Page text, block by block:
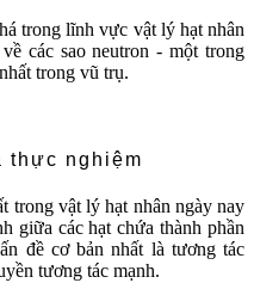
trong lĩnh vực vật lý hạt nhân
các sao neutron - một trong
trong vũ trụ.
thực nghiệm
trong vật lý hạt nhân ngày nay
giữa các hạt chứa thành phần
đề cơ bản nhất là tương tác
tương tác mạnh.